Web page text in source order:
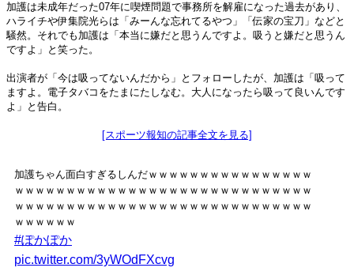
加護は未成年だった07年に喫煙問題で事務所を解雇になった過去があり、
ハライチや伊集院光らは「みーんな忘れてるやつ」「伝家の宝刀」などと
騒然。それでも加護は「本当に嫌だと思うんですよ。吸うと嫌だと思うん
ですよ」と笑った。
出演者が「今は吸ってないんだから」とフォローしたが、加護は「吸って
ますよ。電子タバコをたまにたしなむ。大人になったら吸って良いんです
よ」と告白。
[スポーツ報知の記事全文を見る]
加護ちゃん面白すぎるしんだｗｗｗｗｗｗｗｗｗｗｗｗｗｗｗｗ
ｗｗｗｗｗｗｗｗｗｗｗｗｗｗｗｗｗｗｗｗｗｗｗｗｗｗｗｗｗ
ｗｗｗｗｗｗｗｗｗｗｗｗｗｗｗｗｗｗｗｗｗｗｗｗｗｗｗｗｗ
ｗｗｗｗｗｗ
#ぽかぽか
pic.twitter.com/3yWOdFXcvg